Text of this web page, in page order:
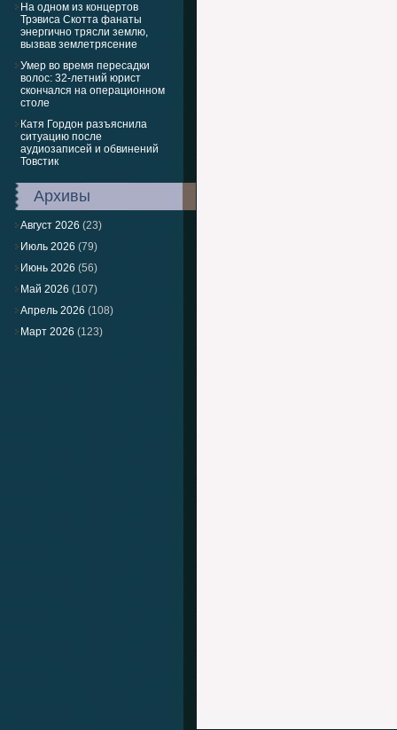
На одном из концертов
Трэвиса Скотта фанаты
энергично трясли землю,
вызвав землетрясение
Умер во время пересадки
волос: 32-летний юрист
скончался на операционном
столе
Катя Гордон разъяснила
ситуацию после
аудиозаписей и обвинений
Товстик
Архивы
Август 2026 (23)
Июль 2026 (79)
Июнь 2026 (56)
Май 2026 (107)
Апрель 2026 (108)
Март 2026 (123)